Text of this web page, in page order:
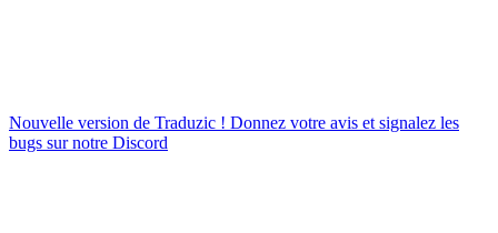
Nouvelle version de Traduzic ! Donnez votre avis et signalez les
bugs sur notre Discord